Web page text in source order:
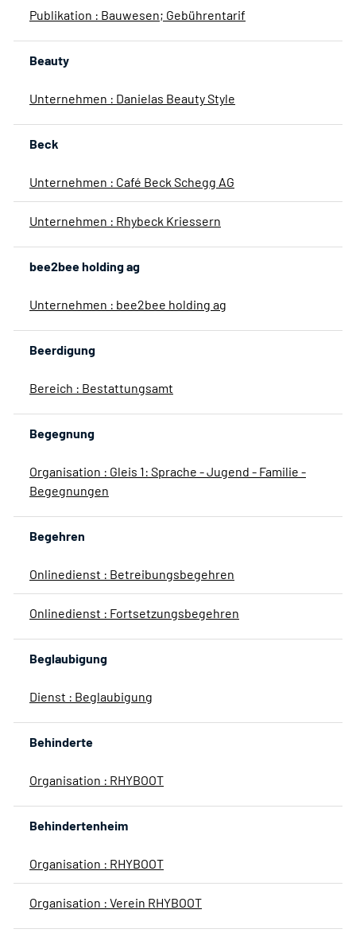
Publikation : Bauwesen; Gebührentarif
Beauty
Unternehmen : Danielas Beauty Style
Beck
Unternehmen : Café Beck Schegg AG
Unternehmen : Rhybeck Kriessern
bee2bee holding ag
Unternehmen : bee2bee holding ag
Beerdigung
Bereich : Bestattungsamt
Begegnung
Organisation : Gleis 1: Sprache - Jugend - Familie -
Begegnungen
Begehren
Onlinedienst : Betreibungsbegehren
Onlinedienst : Fortsetzungsbegehren
Beglaubigung
Dienst : Beglaubigung
Behinderte
Organisation : RHYBOOT
Behindertenheim
Organisation : RHYBOOT
Organisation : Verein RHYBOOT